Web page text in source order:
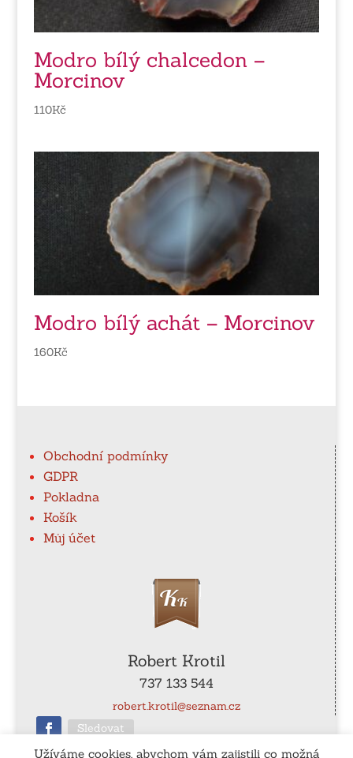
Modro bílý chalcedon –
Morcinov
110Kč
Modro bílý achát – Morcinov
160Kč
Obchodní podmínky
GDPR
Pokladna
Košík
Můj účet
Robert Krotil
737 133 544
robert.krotil@seznam.cz
Sledovat
Užíváme cookies, abychom vám zajistili co možná